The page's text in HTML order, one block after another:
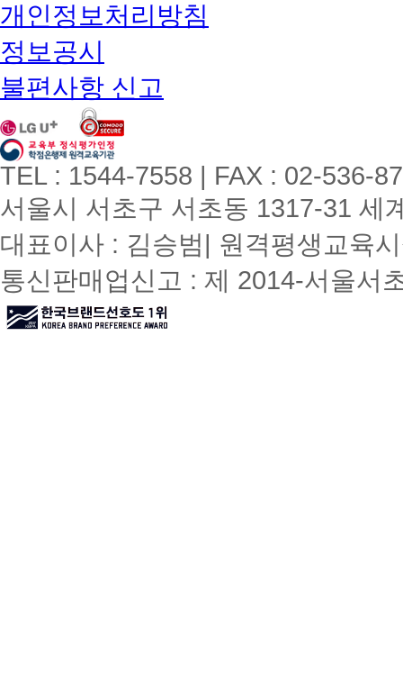
개인정보처리방침
정보공시
불편사항 신고
TEL : 1544-7558 | FAX : 02-536-
서울시 서초구 서초동 1317-31 세
대표이사 : 김승범| 원격평생교육
통신판매업신고 : 제 2014-서울서